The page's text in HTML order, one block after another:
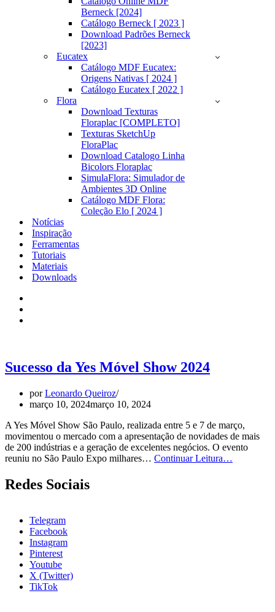
Berneck [2024]
Catálogo Berneck [ 2023 ]
Download Padrões Berneck
[2023]
Eucatex
Catálogo MDF Eucatex:
Origens Nativas [ 2024 ]
Catálogo Eucatex [ 2022 ]
Flora
Download Texturas
Floraplac [COMPLETO]
Texturas SketchUp
FloraPlac
Download Catalogo Linha
Bicolors Floraplac
SimulaFlora: Simulador de
Ambientes 3D Online
Catálogo MDF Flora:
Coleção Elo [ 2024 ]
Notícias
Inspiração
Ferramentas
Tutoriais
Materiais
Downloads
Sucesso da Yes Móvel Show 2024
porLeonardo Queiroz
março 10, 2024março 10, 2024
A Yes Móvel Show São Paulo, realizada entre 5 e 7 de março,
movimentou o mercado com a apresentação de novidades de mais
de 200 indústrias e a geração de excelentes negócios. O evento
reuniu no São Paulo Expo milhares… Continuar Leitura…
Redes Sociais
Telegram
Facebook
Instagram
Pinterest
Youtube
X (Twitter)
TikTok